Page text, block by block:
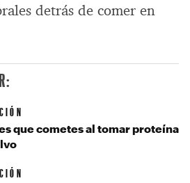
detrás de comer en
que cometes al tomar proteína